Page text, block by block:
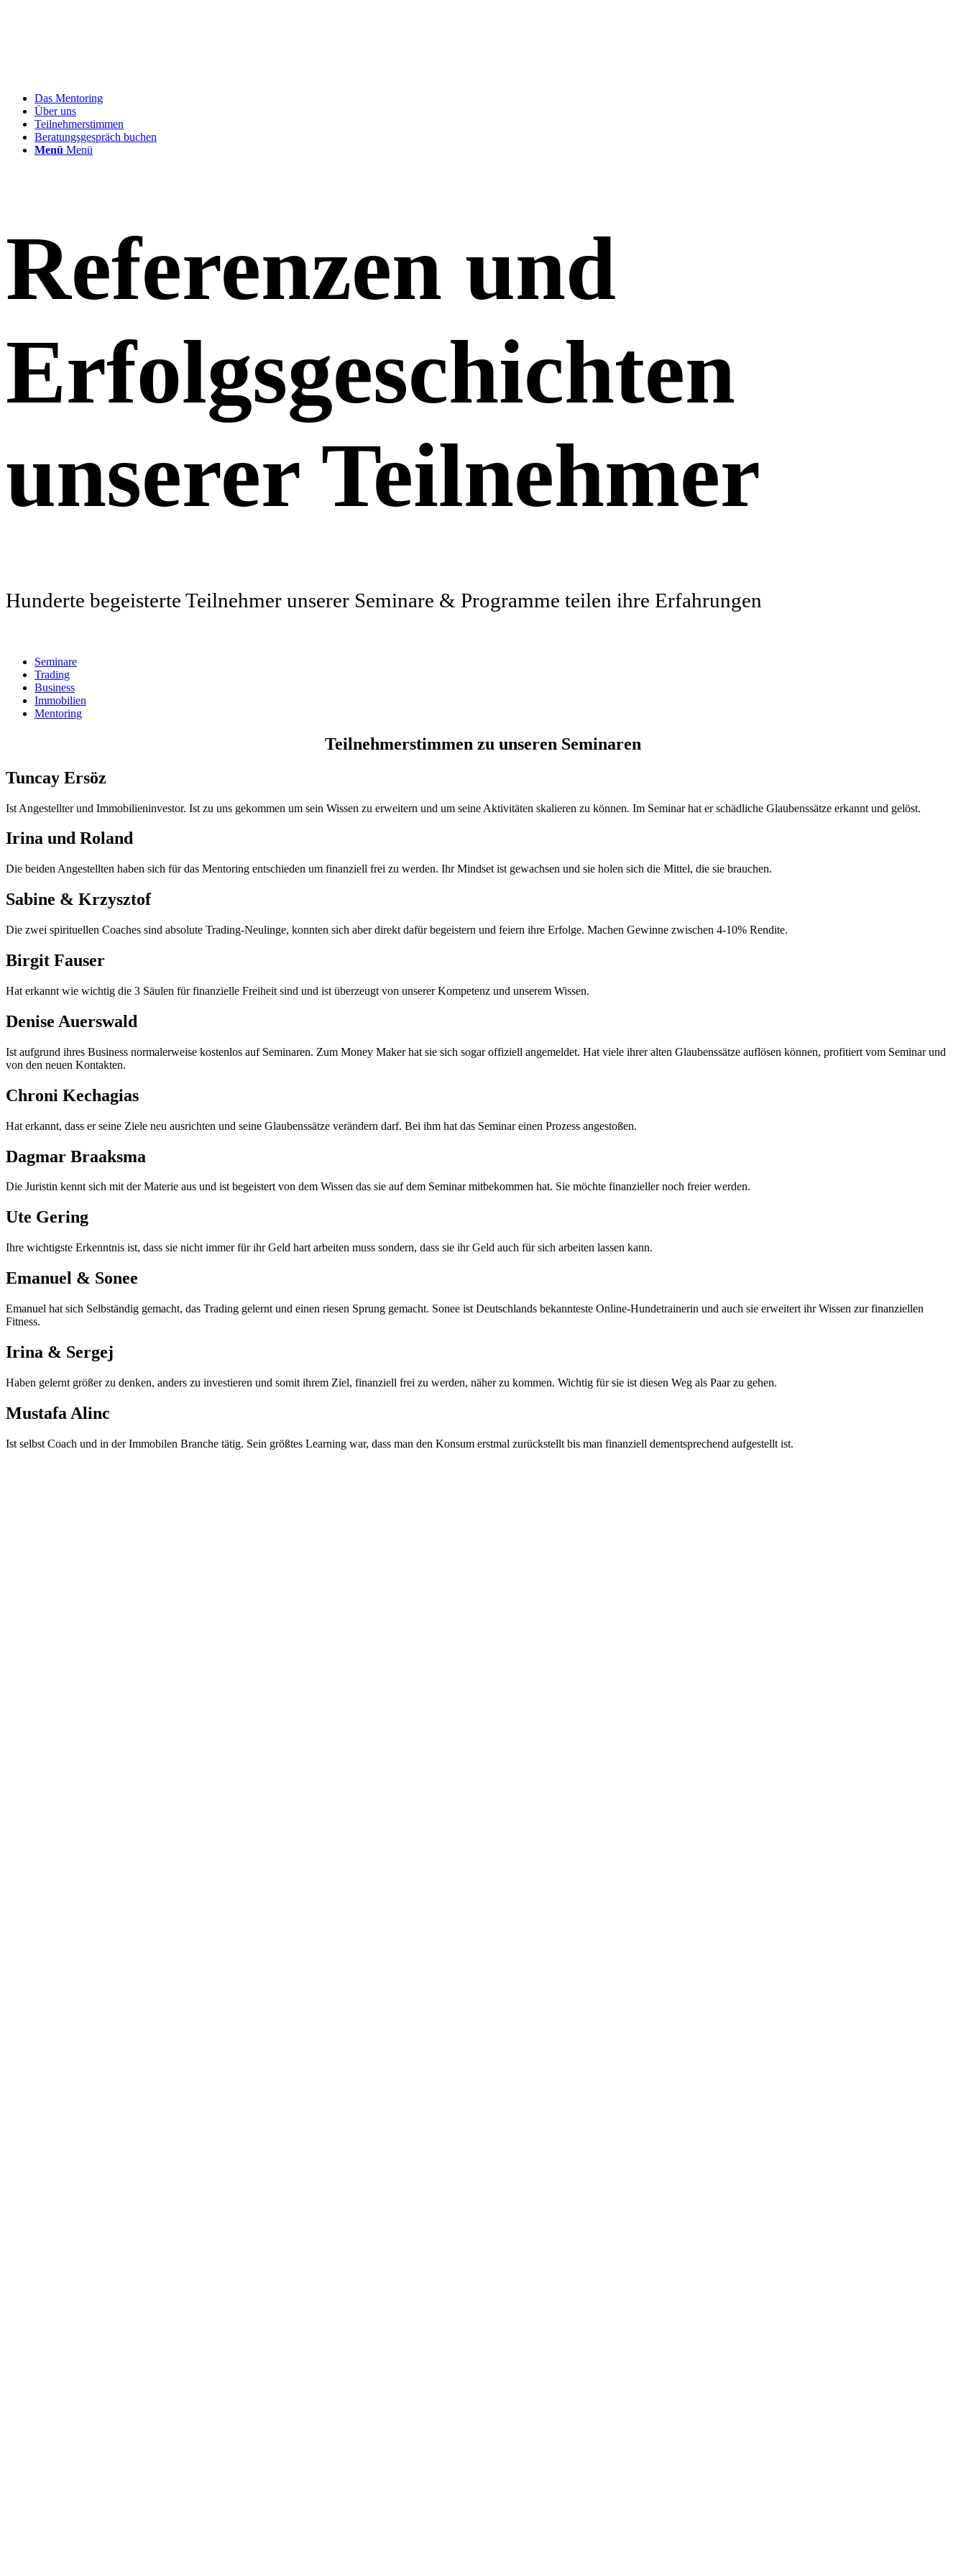
Das Mentoring
Über uns
Teilnehmerstimmen
Beratungsgespräch buchen
Menü Menü
Referenzen und
Erfolgsgeschichten
unserer Teilnehmer
Hunderte begeisterte Teilnehmer unserer Seminare & Programme teilen ihre Erfahrungen
Seminare
Trading
Business
Immobilien
Mentoring
Teilnehmerstimmen zu unseren Seminaren
Tuncay Ersöz
Ist Angestellter und Immobilieninvestor. Ist zu uns gekommen um sein Wissen zu erweitern und um seine Aktivitäten skalieren zu können. Im Seminar hat er schädliche Glaubenssätze erkannt und gelöst.
Irina und Roland
Die beiden Angestellten haben sich für das Mentoring entschieden um finanziell frei zu werden. Ihr Mindset ist gewachsen und sie holen sich die Mittel, die sie brauchen.
Sabine & Krzysztof
Die zwei spirituellen Coaches sind absolute Trading-Neulinge, konnten sich aber direkt dafür begeistern und feiern ihre Erfolge. Machen Gewinne zwischen 4-10% Rendite.
Birgit Fauser
Hat erkannt wie wichtig die 3 Säulen für finanzielle Freiheit sind und ist überzeugt von unserer Kompetenz und unserem Wissen.
Denise Auerswald
Ist aufgrund ihres Business normalerweise kostenlos auf Seminaren. Zum Money Maker hat sie sich sogar offiziell angemeldet. Hat viele ihrer alten Glaubenssätze auflösen können, profitiert vom Seminar und
von den neuen Kontakten.
Chroni Kechagias
Hat erkannt, dass er seine Ziele neu ausrichten und seine Glaubenssätze verändern darf. Bei ihm hat das Seminar einen Prozess angestoßen.
Dagmar Braaksma
Die Juristin kennt sich mit der Materie aus und ist begeistert von dem Wissen das sie auf dem Seminar mitbekommen hat. Sie möchte finanzieller noch freier werden.
Ute Gering
Ihre wichtigste Erkenntnis ist, dass sie nicht immer für ihr Geld hart arbeiten muss sondern, dass sie ihr Geld auch für sich arbeiten lassen kann.
Emanuel & Sonee
Emanuel hat sich Selbständig gemacht, das Trading gelernt und einen riesen Sprung gemacht. Sonee ist Deutschlands bekannteste Online-Hundetrainerin und auch sie erweitert ihr Wissen zur finanziellen
Fitness.
Irina & Sergej
Haben gelernt größer zu denken, anders zu investieren und somit ihrem Ziel, finanziell frei zu werden, näher zu kommen. Wichtig für sie ist diesen Weg als Paar zu gehen.
Mustafa Alinc
Ist selbst Coach und in der Immobilen Branche tätig. Sein größtes Learning war, dass man den Konsum erstmal zurückstellt bis man finanziell dementsprechend aufgestellt ist.